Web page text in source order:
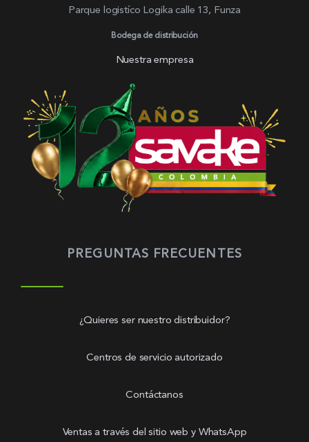
Parque logistíco Logika calle 13, Funza
Bodega de distribución
Nuestra empresa
PREGUNTAS FRECUENTES
¿Quieres ser nuestro distribuidor?
Centros de servicio autorizado
Contáctanos
Ventas a través del sitio web y WhatsApp